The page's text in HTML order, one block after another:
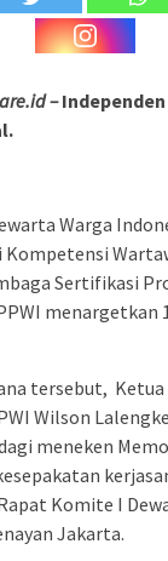
–Independen
Warga
Sertifikasi
menargetkan
tersebut, Ketua
Wilson
meneken
Komite I
Jakarta.